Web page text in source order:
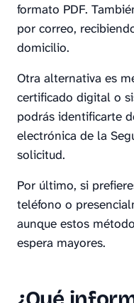
formato PDF.
por correo,
domicilio.
Otra alternativa es
certificado digital o
podrás identificarte
electrónica de la
solicitud.
Por último, si
teléfono o
aunque estos
espera mayores.